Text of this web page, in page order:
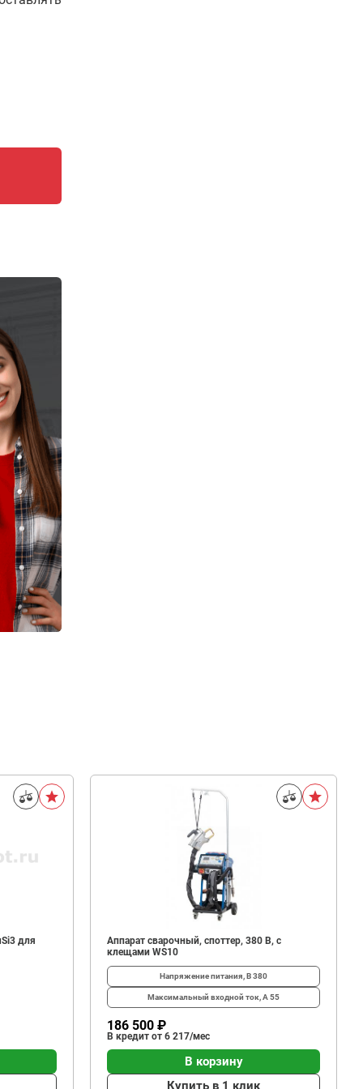
для
Аппарат сварочный, споттер, 380 В, с
клещами WS10
Напряжение питания, В380
Максимальный входной ток, А 55
186 500 ₽
В кредит от 6 217/мес
В корзину
Купить в 1 клик